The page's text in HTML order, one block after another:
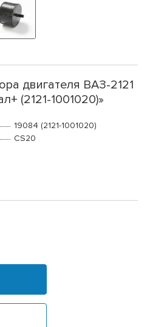
двигателя ВАЗ-2121
(2121-1001020)»
19084 (2121-1001020)
CS20